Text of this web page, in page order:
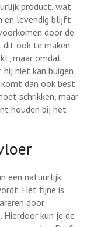
product, wat
en levendig blijft.
door de
dit ook te maken
maar omdat
hij niet kan buigen,
dan ook best
schrikken, maar
houden bij het
een natuurlijk
Het fijne is
door
Hierdoor kun je de